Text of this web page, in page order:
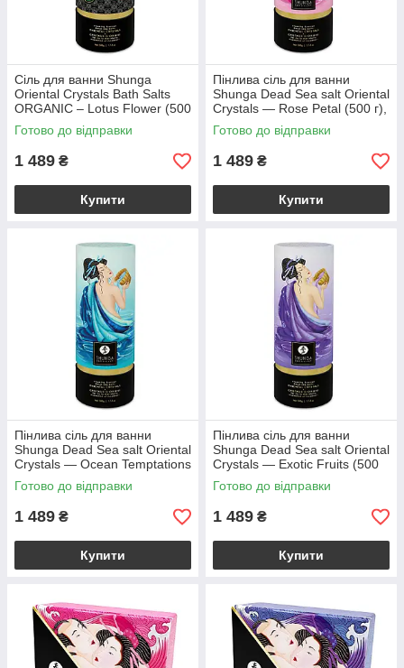
Сіль для ванни Shunga
Oriental Crystals Bath Salts
ORGANIC – Lotus Flower (500
г) сіль Мертвого моря
Готово до відправки
1 489 ₴
Купити
Пінлива сіль для ванни
Shunga Dead Sea salt Oriental
Crystals — Rose Petal (500 г),
Мертвого моря
Готово до відправки
1 489 ₴
Купити
Пінлива сіль для ванни
Shunga Dead Sea salt Oriental
Crystals — Ocean Temptations
(500 г)
Готово до відправки
1 489 ₴
Купити
Пінлива сіль для ванни
Shunga Dead Sea salt Oriental
Crystals — Exotic Fruits (500
г)
Готово до відправки
1 489 ₴
Купити